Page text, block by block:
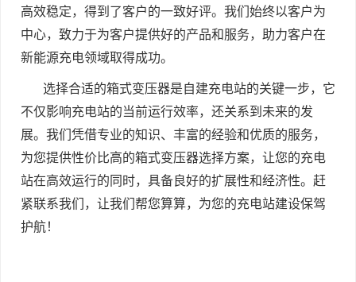
高效稳定，得到了客户的一致好评。我们始终以客户为
中心，致力于为客户提供好的产品和服务，助力客户在
新能源充电领域取得成功。
选择合适的箱式变压器是自建充电站的关键一步，它
不仅影响充电站的当前运行效率，还关系到未来的发
展。我们凭借专业的知识、丰富的经验和优质的服务，
为您提供性价比高的箱式变压器选择方案，让您的充电
站在高效运行的同时，具备良好的扩展性和经济性。赶
紧联系我们，让我们帮您算算，为您的充电站建设保驾
护航！